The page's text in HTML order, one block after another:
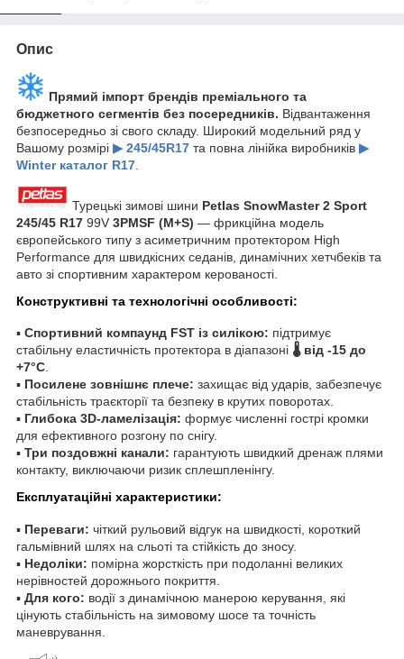
Опис
Прямий імпорт брендів преміального та
бюджетного сегментів без посередників. Відвантаження
безпосередньо зі свого складу. Широкий модельний ряд у
Вашому розмірі ▶ 245/45R17 та повна лінійка виробників ▶
Winter каталог R17
Турецькі зимові шини Petlas SnowMaster 2 Sport
245/45 R17 99V 3PMSF (M+S) — фрикційна модель
європейського типу з асиметричним протектором High
Performance для швидкісних седанів, динамічних хетчбеків та
авто зі спортивним характером керованості.
Конструктивні та технологічні особливості:
▪ Спортивний компаунд FST із силікою: підтримує
стабільну еластичність протектора в діапазоні 🌡️ від -15 до
+7°C.
▪ Посилене зовнішнє плече: захищає від ударів, забезпечує
стабільність траєкторії та безпеку в крутих поворотах.
▪ Глибока 3D-ламелізація: формує численні гострі кромки
для ефективного розгону по снігу.
▪ Три поздовжні канали: гарантують швидкий дренаж плями
контакту, виключаючи ризик сплешпленінгу.
Експлуатаційні характеристики:
▪ Переваги: чіткий рульовий відгук на швидкості, короткий
гальмівний шлях на сльоті та стійкість до зносу.
▪ Недоліки: помірна жорсткість при подоланні великих
нерівностей дорожнього покриття.
▪ Для кого: водії з динамічною манерою керування, які
цінують стабільність на зимовому шосе та точність
маневрування.